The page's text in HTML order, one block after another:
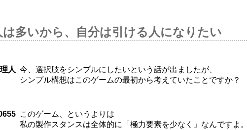
は多いから、自分は引ける人になりたい
人 今、選択肢をシンプルにしたいという話が出ましたが、
シンプル構想はこのゲームの最初から考えていたことですか？
このゲーム、というよりは
私の製作スタンスは全体的に「極力要素を少なく」なんですよ